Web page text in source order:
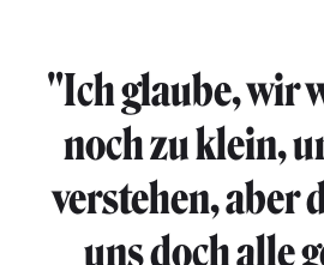
"Ich glaube, wir
noch zu klein,
verstehen, aber
uns doch alle